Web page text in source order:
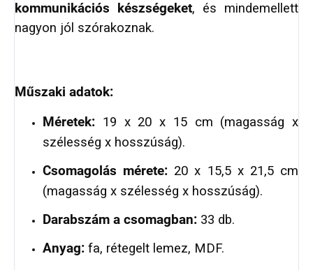
kommunikációs készségeket, és mindemellett
nagyon jól szórakoznak.
Műszaki adatok:
Méretek: 19 x 20 x 15 cm (magasság x
szélesség x hosszúság).
Csomagolás mérete: 20 x 15,5 x 21,5 cm
(magasság x szélesség x hosszúság).
Darabszám a csomagban: 33 db.
Anyag: fa, rétegelt lemez, MDF.